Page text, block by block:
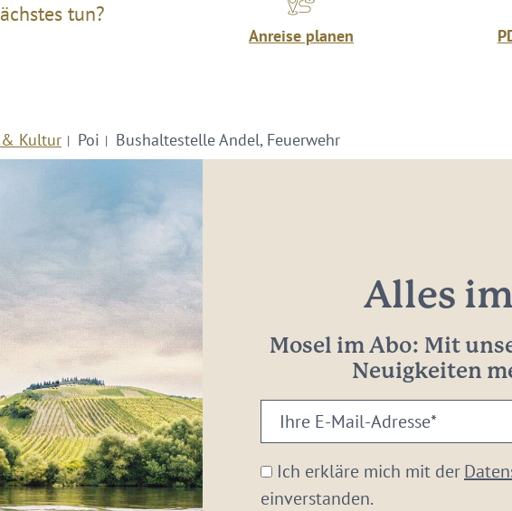
tun?
Anreise planen
Kultur Poi Bushaltestelle Andel, Feuerwehr
Alles
Mosel im Abo: Mit
Neuigkeiten
Ihre
E-
Mail-
Adresse:
Ich erkläre mich mit der
einverstanden.